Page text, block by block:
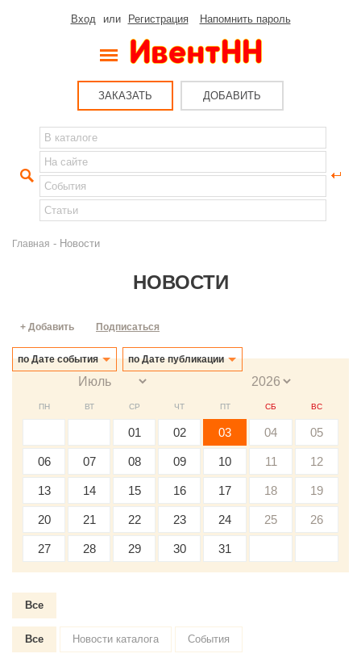
Вход или Регистрация Напомнить пароль
ЗАКАЗАТЬ ДОБАВИТЬ
Главная - Новости
НОВОСТИ
по Дате события по Дате публикации
+ Добавить Подписаться
ПН ВТ СР ЧТ ПТ СБ ВС
01 02 03 04 05
06 07 08 09 10 11 12
13 14 15 16 17 18 19
20 21 22 23 24 25 26
27 28 29 30 31
Все
Все Новости каталога События